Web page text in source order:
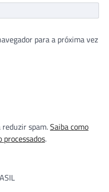
para a próxima vez
spam.Saiba como
processados.